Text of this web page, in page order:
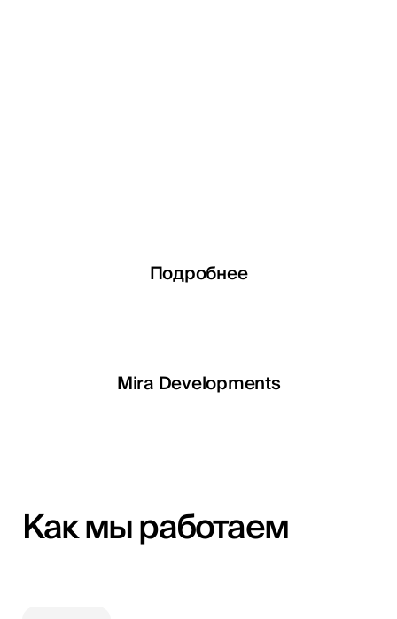
Подробнее
Подробнее
Developments EGSH Qemtex
Как мы работаем